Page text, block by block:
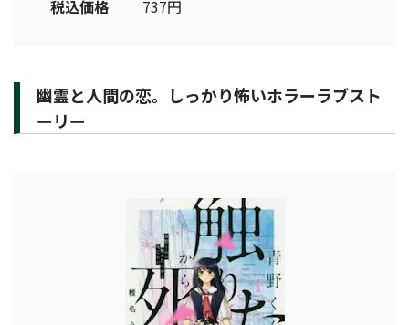
税込価格 737円
幽霊と人間の恋。しっかり怖いホラーラブスト
ーリー